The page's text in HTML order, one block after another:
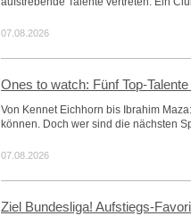
07.08.2026
Ones to watch: Fünf Top-
Von Kennet Eichhorn bis Ibrahim
können. Doch wer sind die nächsten
07.08.2026
Ziel Bundesliga! Aufstiegs-